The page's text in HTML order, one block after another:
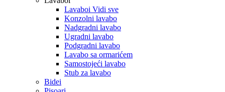
Lavaboi Vidi sve
Konzolni lavabo
Nadgradni lavabo
Ugradni lavabo
Podgradni lavabo
Lavabo sa ormarićem
Samostojeći lavabo
Stub za lavabo
Bidei